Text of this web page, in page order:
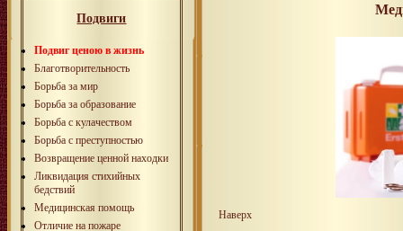
Подвиги
Подвиг ценою в жизнь
Благотворительность
Борьба за мир
Борьба за образование
Борьба с кулачеством
Борьба с преступностью
Возвращение ценной находки
Ликвидация стихийных
бедствий
Медицинская помощь
Отличие на пожаре
Наверх